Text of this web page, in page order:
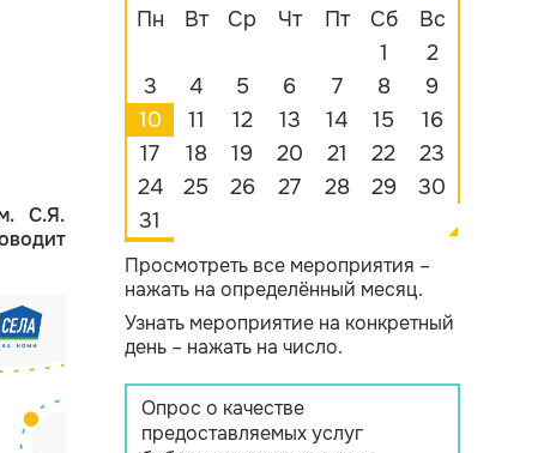
С.Я.
Пн Вт Ср Чт Пт Сб
Вс
1
2
3
4 5 6 7 8
9
10
11 12 13 14 15
16
17
18 19 20 21 22
23
24
25 26 27 28 29
30
31
Просмотреть все мероприятия –
нажать на определённый месяц.
Узнать мероприятие на конкретный
день – нажать на число.
Опрос о качестве
предоставляемых услуг